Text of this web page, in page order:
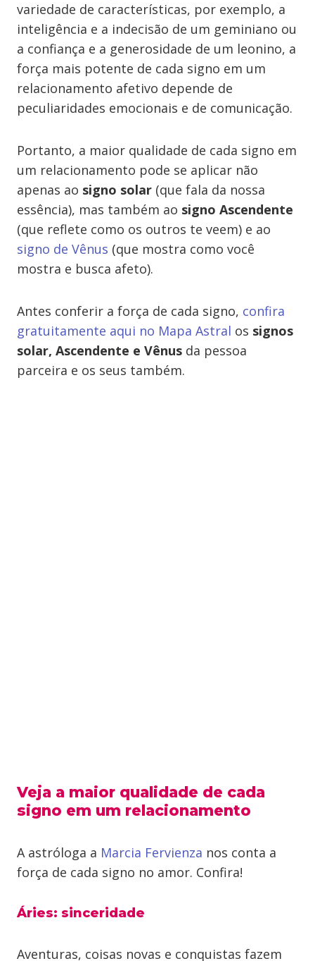
variedade de características, por exemplo, a
inteligência e a indecisão de um geminiano ou
a confiança e a generosidade de um leonino, a
força mais potente de cada signo em um
relacionamento afetivo depende de
peculiaridades emocionais e de comunicação.
Portanto, a maior qualidade de cada signo em
um relacionamento pode se aplicar não
apenas ao signo solar (que fala da nossa
essência), mas também ao signo Ascendente
(que reflete como os outros te veem) e ao
signo de Vênus (que mostra como você
mostra e busca afeto).
Antes conferir a força de cada signo, confira
gratuitamente aqui no Mapa Astral os signos
solar, Ascendente e Vênus da pessoa
parceira e os seus também.
Veja a maior qualidade de cada
signo em um relacionamento
A astróloga a Marcia Fervienza nos conta a
força de cada signo no amor. Confira!
Áries: sinceridade
Aventuras, coisas novas e conquistas fazem